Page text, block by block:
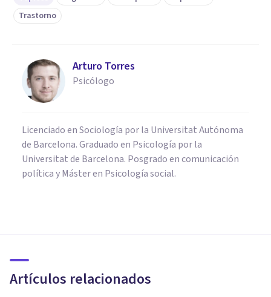
Trastorno
Arturo Torres
Psicólogo
Licenciado en Sociología por la Universitat Autónoma
de Barcelona. Graduado en Psicología por la
Universitat de Barcelona. Posgrado en comunicación
política y Máster en Psicología social.
Artículos relacionados
y cuáles son sus tipos